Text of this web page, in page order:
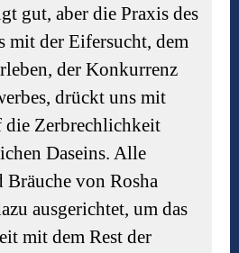
gut, aber die Praxis des
mit der Eifersucht, dem
der Konkurrenz
drückt uns mit
die Zerbrechlichkeit
Daseins. Alle
von Rosha
ausgerichtet, um das
mit dem Rest der